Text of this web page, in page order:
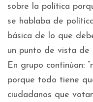
sobre la política
se hablaba de
básica de lo que
un punto de vista de
En grupo continúan:
porque todo tiene
ciudadanos que